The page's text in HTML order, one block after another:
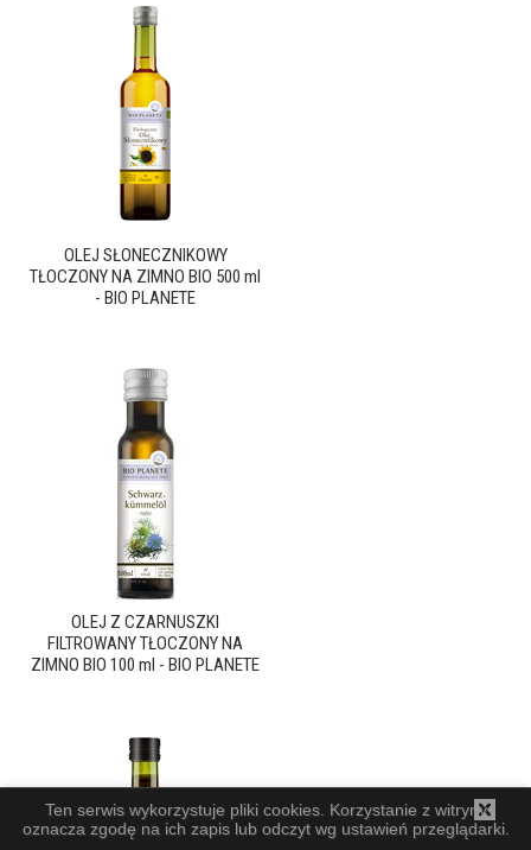
OLEJ SŁONECZNIKOWY
TŁOCZONY NA ZIMNO BIO 500 ml
- BIO PLANETE
OLEJ Z CZARNUSZKI
FILTROWANY TŁOCZONY NA
ZIMNO BIO 100 ml - BIO PLANETE
Ten serwis wykorzystuje pliki cookies. Korzystanie z witryny
oznacza zgodę na ich zapis lub odczyt wg ustawień przeglądarki.